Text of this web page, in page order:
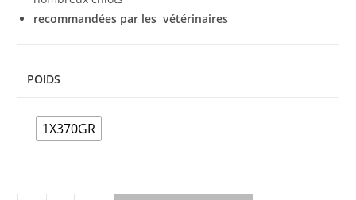
recommandées par les vétérinaires
POIDS
1X370GR